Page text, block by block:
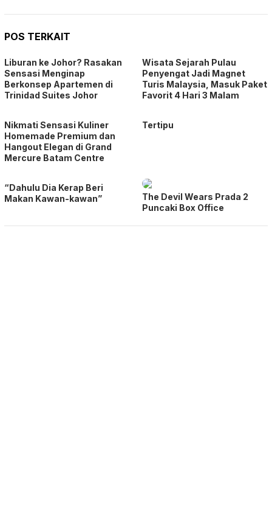
POS TERKAIT
Liburan ke Johor? Rasakan
Sensasi Menginap
Berkonsep Apartemen di
Trinidad Suites Johor
Wisata Sejarah Pulau
Penyengat Jadi Magnet
Turis Malaysia, Masuk Paket
Favorit 4 Hari 3 Malam
Nikmati Sensasi Kuliner
Homemade Premium dan
Hangout Elegan di Grand
Mercure Batam Centre
Tertipu
“Dahulu Dia Kerap Beri
Makan Kawan-kawan”
The Devil Wears Prada 2
Puncaki Box Office